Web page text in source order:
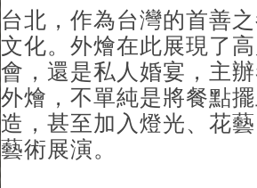
台北，作為台灣的首善
文化。外燴在此展現了
會，還是私人婚宴，主
外燴，不單純是將餐點
造，甚至加入燈光、花
藝術展演。